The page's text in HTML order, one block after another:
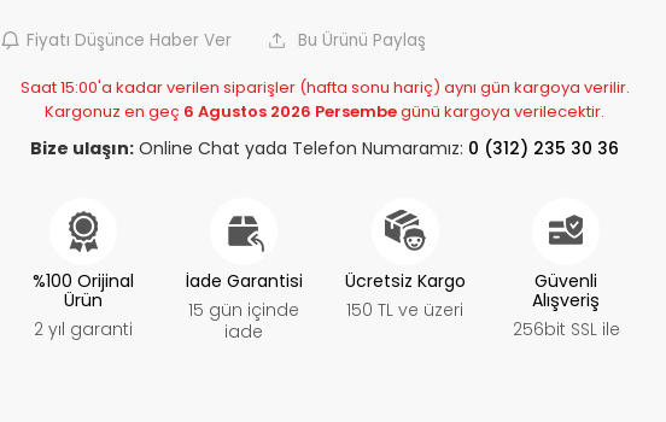
Fiyatı Düşünce Haber Ver Bu Ürünü Paylaş
Saat 15:00'a kadar verilen siparişler (hafta sonu hariç) aynı gün kargoya verilir.
Kargonuz en geç 6 Agustos 2026 Persembe günü kargoya verilecektir.
Bize ulaşın: Online Chat yada Telefon Numaramız: 0 (312) 235 30 36
%100 Orijinal
Ürün
2 yıl garanti
İade Garantisi
15 gün içinde
iade
Ücretsiz Kargo
150 TL ve üzeri
Güvenli
Alışveriş
256bit SSL ile